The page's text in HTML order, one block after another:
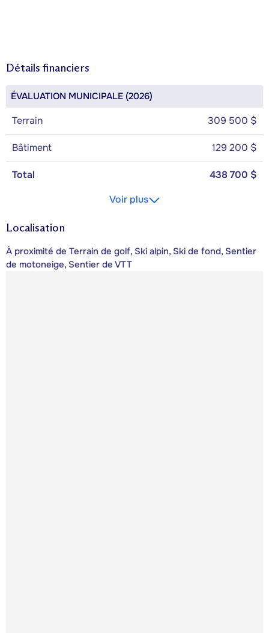
Détails financiers
ÉVALUATION MUNICIPALE (2026)
Terrain 309 500 $
Bâtiment 129 200 $
Total
438 700 $
Voir plus
Localisation
À proximité de Terrain de golf, Ski alpin, Ski de fond, Sentier
de motoneige, Sentier de VTT